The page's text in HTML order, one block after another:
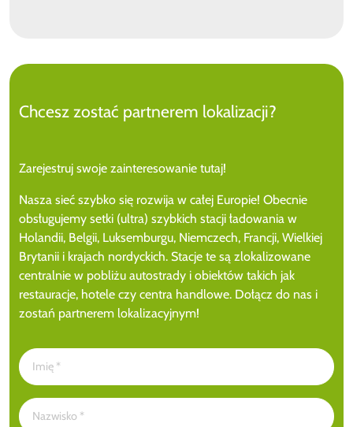
Chcesz zostać partnerem lokalizacji?
Zarejestruj swoje zainteresowanie tutaj!
Nasza sieć szybko się rozwija w całej Europie! Obecnie
obsługujemy setki (ultra) szybkich stacji ładowania w
Holandii, Belgii, Luksemburgu, Niemczech, Francji, Wielkiej
Brytanii i krajach nordyckich. Stacje te są zlokalizowane
centralnie w pobliżu autostrady i obiektów takich jak
restauracje, hotele czy centra handlowe. Dołącz do nas i
zostań partnerem lokalizacyjnym!